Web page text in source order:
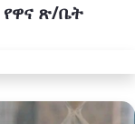
ጽ/ቤት